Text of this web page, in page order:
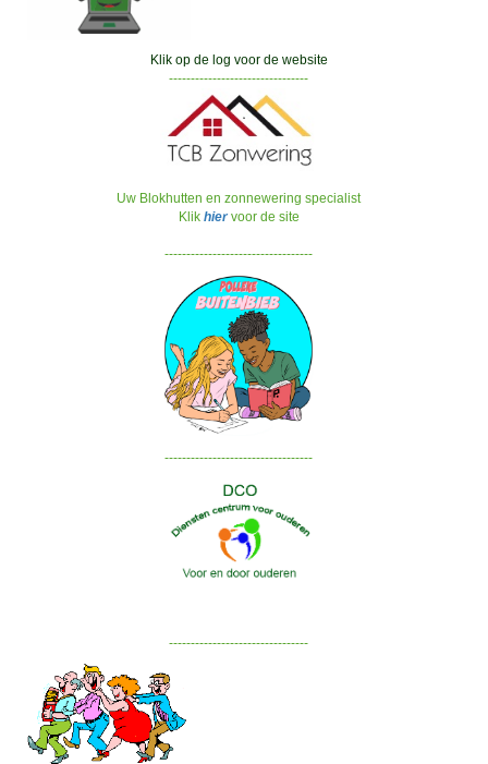
Klik op de log voor de website
--------------------------------
Uw Blokhutten en zonnewering specialist
Klik hiervoor de site
----------------------------------
----------------------------------
--------------------------------